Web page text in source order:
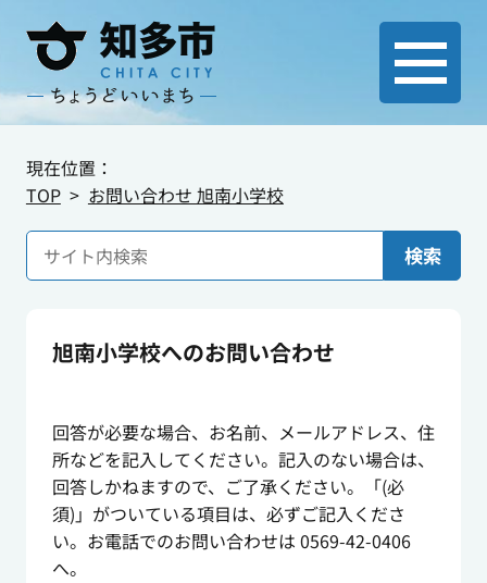
現在位置：
TOP
お問い合わせ 旭南小学校
検索
旭南小学校へのお問い合わせ
回答が必要な場合、お名前、メールアドレス、住
所などを記入してください。記入のない場合は、
回答しかねますので、ご了承ください。「(必
須)」がついている項目は、必ずご記入くださ
い。お電話でのお問い合わせは 0569-42-0406
へ。